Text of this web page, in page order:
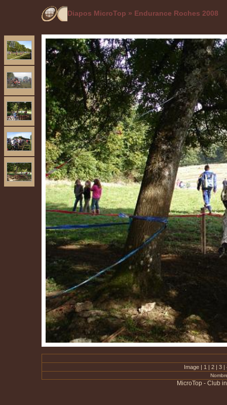
Diapos MicroTop » Endurance Roches 2008
Image | 1 | 2 | 3 |
MicroTop - Club